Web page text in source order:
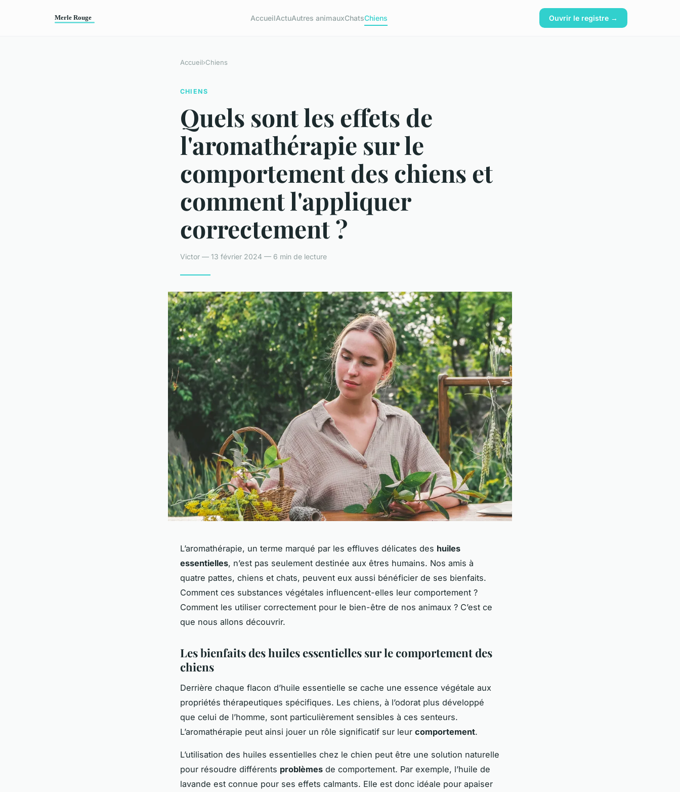
AccueilActuAutres animauxChatsChiens Ouvrir le registre →
Accueil›Chiens
CHIENS
Quels sont les effets de
l'aromathérapie sur le
comportement des chiens et
comment l'appliquer
correctement ?
Victor — 13 février 2024 — 6 min de lecture
L’aromathérapie, un terme marqué par les effluves délicates des huiles
essentielles, n’est pas seulement destinée aux êtres humains. Nos amis à
quatre pattes, chiens et chats, peuvent eux aussi bénéficier de ses bienfaits.
Comment ces substances végétales influencent-elles leur comportement ?
Comment les utiliser correctement pour le bien-être de nos animaux ? C’est ce
que nous allons découvrir.
Les bienfaits des huiles essentielles sur le comportement des
chiens
Derrière chaque flacon d’huile essentielle se cache une essence végétale aux
propriétés thérapeutiques spécifiques. Les chiens, à l’odorat plus développé
que celui de l’homme, sont particulièrement sensibles à ces senteurs.
L’aromathérapie peut ainsi jouer un rôle significatif sur leur comportement.
L’utilisation des huiles essentielles chez le chien peut être une solution naturelle
pour résoudre différents problèmes de comportement. Par exemple, l’huile de
lavande est connue pour ses effets calmants. Elle est donc idéale pour apaiser